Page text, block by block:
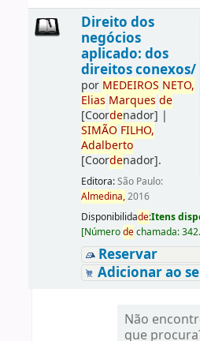
Direito dos
negócios
aplicado: dos
direitos conexos/
por MEDEIROS NETO,
Elias Marques de
[Coordenador] |
SIMÃO FILHO,
Adalberto
[Coordenador].
Editora:São Paulo:
Almedina,2016
Disponibilidade:Itens
[Númerodechamada:
Reservar
Adicionar ao
Não
que